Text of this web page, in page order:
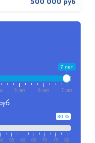
7 лет
5 лет 6 лет 7 лет
80 %
55 60 65 70 75 80